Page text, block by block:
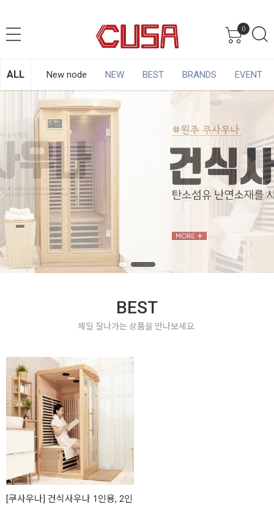
0
ALL New node NEW BEST BRANDS EVENT
BEST
제일 잘나가는 상품을 만나보세요.
[쿠사우나] 건식사우나 1인용, 2인